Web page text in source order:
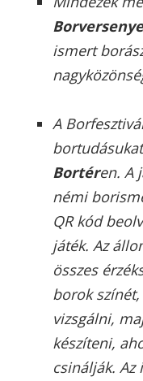
ismert
A
Bortéren. A
némi
QR kód
játék. Az
összes
borok
vizsgálni,
készíteni,
csinálják. Az